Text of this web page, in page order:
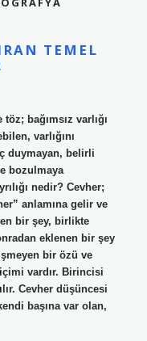
TEMEL
bağımsız varlığı
varlığını
duymayan, belirli
bozulmaya
nedir? Cevher;
anlamına gelir ve
bir şey, birlikte
eklenen bir şey
bir özü ve
vardır. Birincisi
Cevher düşüncesi
başına var olan,